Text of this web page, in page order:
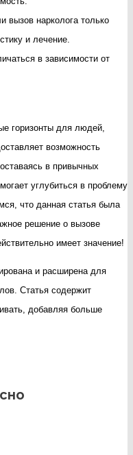
вызов нарколога только
и лечение.
в зависимости от
горизонты для людей,
возможность
в привычных
углубиться в проблему
что данная статья была
решение о вызове
имеет значение!
и расширена для
Статья содержит
добавляя больше